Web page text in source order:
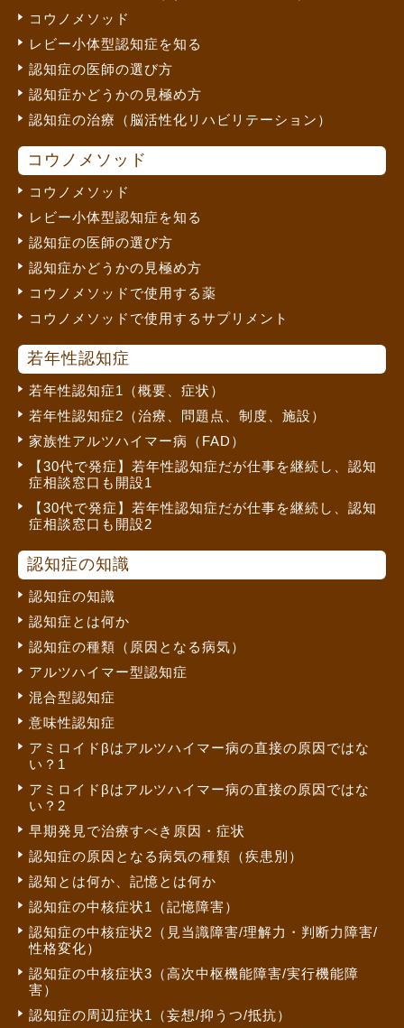
コウノメソッド
レビー小体型認知症を知る
認知症の医師の選び方
認知症かどうかの見極め方
認知症の治療（脳活性化リハビリテーション）
コウノメソッド
コウノメソッド
レビー小体型認知症を知る
認知症の医師の選び方
認知症かどうかの見極め方
コウノメソッドで使用する薬
コウノメソッドで使用するサプリメント
若年性認知症
若年性認知症1（概要、症状）
若年性認知症2（治療、問題点、制度、施設）
家族性アルツハイマー病（FAD）
【30代で発症】若年性認知症だが仕事を継続し、認知
症相談窓口も開設1
【30代で発症】若年性認知症だが仕事を継続し、認知
症相談窓口も開設2
認知症の知識
認知症の知識
認知症とは何か
認知症の種類（原因となる病気）
アルツハイマー型認知症
混合型認知症
意味性認知症
アミロイドβはアルツハイマー病の直接の原因ではな
い？1
アミロイドβはアルツハイマー病の直接の原因ではな
い？2
早期発見で治療すべき原因・症状
認知症の原因となる病気の種類（疾患別）
認知とは何か、記憶とは何か
認知症の中核症状1（記憶障害）
認知症の中核症状2（見当識障害/理解力・判断力障害/
性格変化）
認知症の中核症状3（高次中枢機能障害/実行機能障
害）
認知症の周辺症状1（妄想/抑うつ/抵抗）